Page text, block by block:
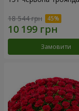
18 544 грн
Замовити